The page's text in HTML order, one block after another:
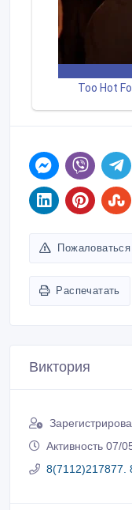
Распечатать
Виктория
Активность 07/
8(7112)217877.